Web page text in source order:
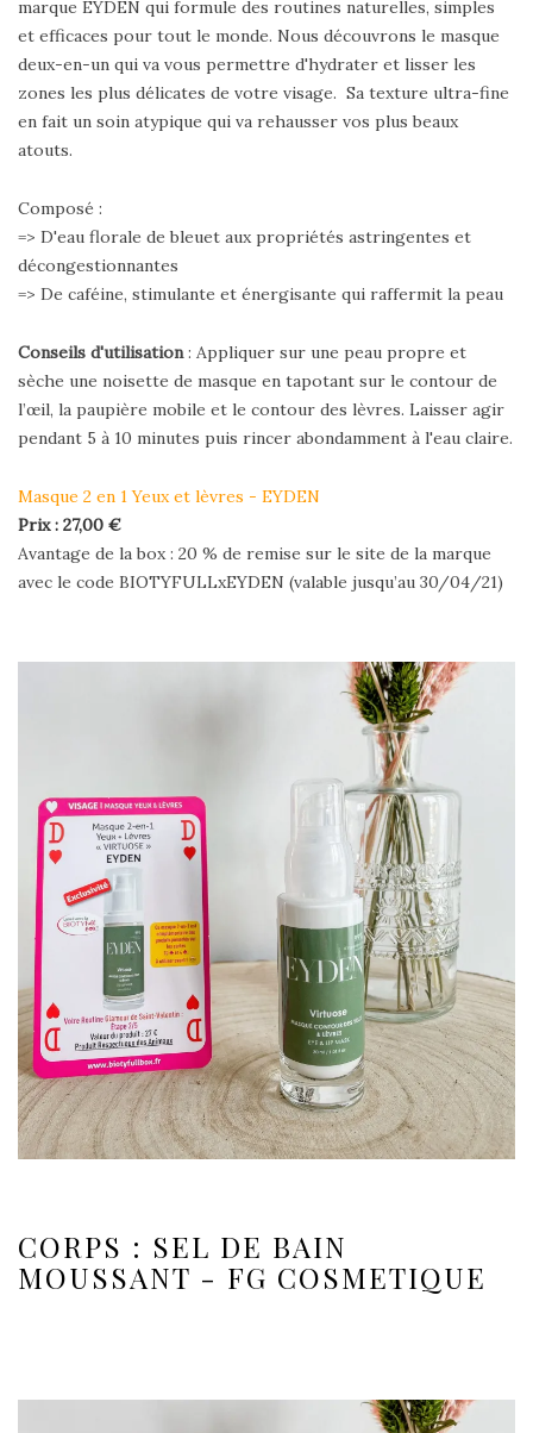
marque EYDEN qui formule des routines naturelles, simples
et efficaces pour tout le monde. Nous découvrons le masque
deux-en-un qui va vous permettre d'hydrater et lisser les
zones les plus délicates de votre visage. Sa texture ultra-fine
en fait un soin atypique qui va rehausser vos plus beaux
atouts.
Composé :
=> D'eau florale de bleuet aux propriétés astringentes et
décongestionnantes
=> De caféine, stimulante et énergisante qui raffermit la peau
Conseils d'utilisation: Appliquer sur une peau propre et
sèche une noisette de masque en tapotant sur le contour de
l’œil, la paupière mobile et le contour des lèvres. Laisser agir
pendant 5 à 10 minutes puis rincer abondamment à l'eau claire.
Masque 2 en 1 Yeux et lèvres - EYDEN
Prix : 27,00 €
Avantage de la box : 20 % de remise sur le site de la marque
avec le code BIOTYFULLxEYDEN (valable jusqu’au 30/04/21)
CORPS : SEL DE BAIN
MOUSSANT - FG COSMETIQUE